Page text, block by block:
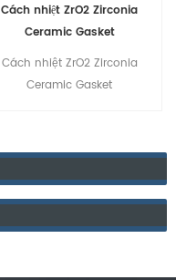
Cách nhiệt ZrO2 Zirconia
Ceramic Gasket
Cách nhiệt ZrO2 Zirconia
Ceramic Gasket